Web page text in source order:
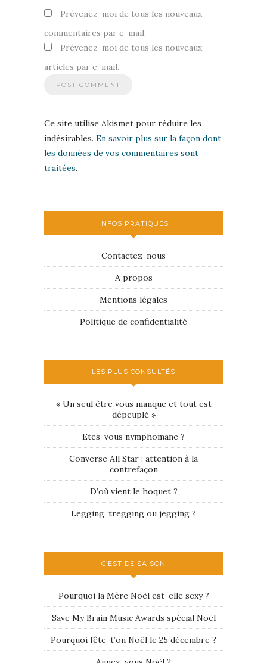
Prévenez-moi de tous les nouveaux
commentaires par e-mail.
Prévenez-moi de tous les nouveaux
articles par e-mail.
Ce site utilise Akismet pour réduire les
indésirables. En savoir plus sur la façon dont
les données de vos commentaires sont
traitées.
INFOS PRATIQUES
Contactez-nous
A propos
Mentions légales
Politique de confidentialité
LES PLUS CONSULTÉS
« Un seul être vous manque et tout est
dépeuplé »
Etes-vous nymphomane ?
Converse All Star : attention à la
contrefaçon
D’où vient le hoquet ?
Legging, tregging ou jegging ?
C’EST DE SAISON
Pourquoi la Mère Noël est-elle sexy ?
Save My Brain Music Awards spécial Noël
Pourquoi fête-t’on Noël le 25 décembre ?